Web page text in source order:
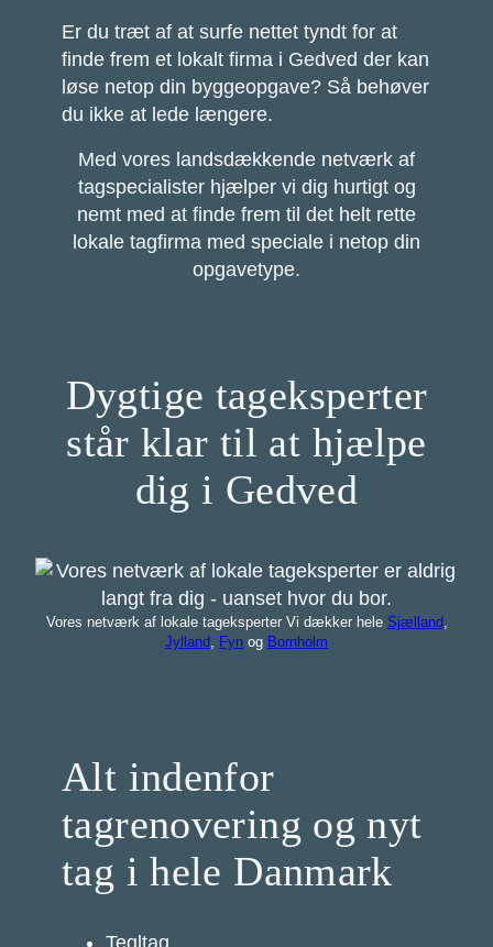
Er du træt af at surfe nettet tyndt for at
finde frem et lokalt firma i Gedved der kan
løse netop din byggeopgave? Så behøver
du ikke at lede længere.
Med vores landsdækkende netværk af
tagspecialister hjælper vi dig hurtigt og
nemt med at finde frem til det helt rette
lokale tagfirma med speciale i netop din
opgavetype.
Dygtige tageksperter
står klar til at hjælpe
dig i Gedved
Vores netværk af lokale tageksperter Vi dækker hele Sjælland
Jylland
Fyn og Bornholm
Alt indenfor
tagrenovering og nyt
tag i hele Danmark